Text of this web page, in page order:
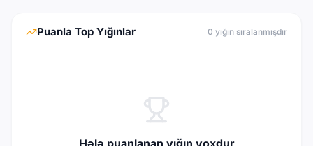
Puanla Top Yığınlar 0 yığın sıralanmışdır
Hələ puanlanan yığın yoxdur